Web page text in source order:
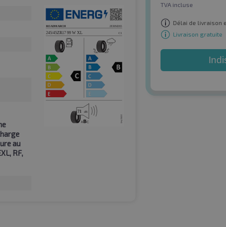
au
RF,
TVA incluse
Délai de livraison
Livraison gratuite